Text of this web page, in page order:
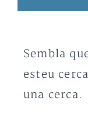
Sembla
esteu
una cerca.